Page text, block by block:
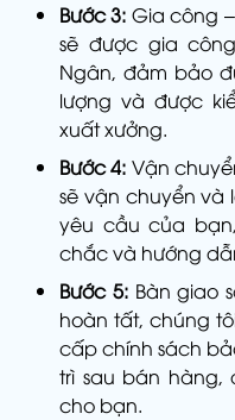
Bước 3: Gia công
sẽ được gia
Ngân, đảm bảo
lượng và được
xuất xưởng.
Bước 4: Vận
sẽ vận chuyển và
yêu cầu của
chắc và hướng
Bước 5: Bàn giao
hoàn tất, chúng
cấp chính sách
trì sau bán hàng,
cho bạn.